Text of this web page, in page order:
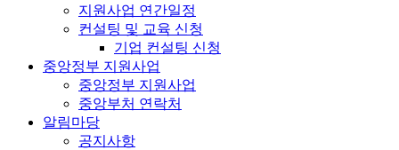
지원사업 연간일정
컨설팅 및 교육 신청
기업 컨설팅 신청
중앙정부 지원사업
중앙정부 지원사업
중앙부처 연락처
알림마당
공지사항